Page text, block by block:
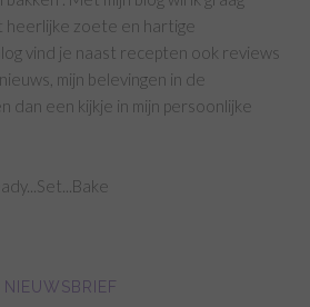
heerlijke zoete en hartige
vind je naast recepten ook reviews
mijn belevingen in de
dan een kijkje in mijn persoonlijke
NIEUWSBRIEF